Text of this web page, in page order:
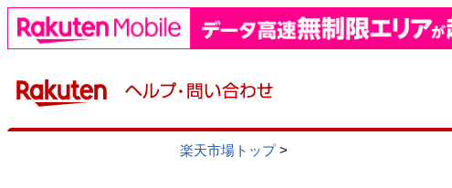
楽天市場トップ>